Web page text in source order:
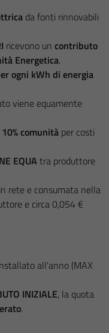
da fonti rinnovabili
ricevono un contributo
Energetica.
ogni kWh di energia
viene equamente
comunità per costi
EQUA tra produttore
rete e consumata nella
e circa 0,054 €
all'anno (MAX
INIZIALE, la quota
.